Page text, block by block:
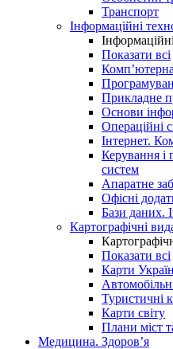
Транспорт
Інформаційні
Показати всі
Прикладне
Основи
Операційні
Інтернет.
Керування і
систем
Апаратне
Офісні
Бази даних.
Картографічні
Показати всі
Карти
Туристичні
Карти світу
Плани міст
Медицина. Здоров’я